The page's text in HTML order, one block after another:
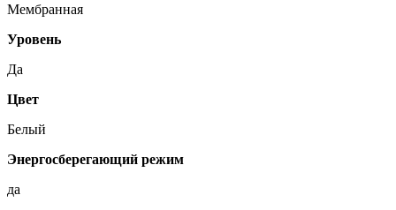
Мембранная
Уровень
Да
Цвет
Белый
Энергосберегающий режим
да